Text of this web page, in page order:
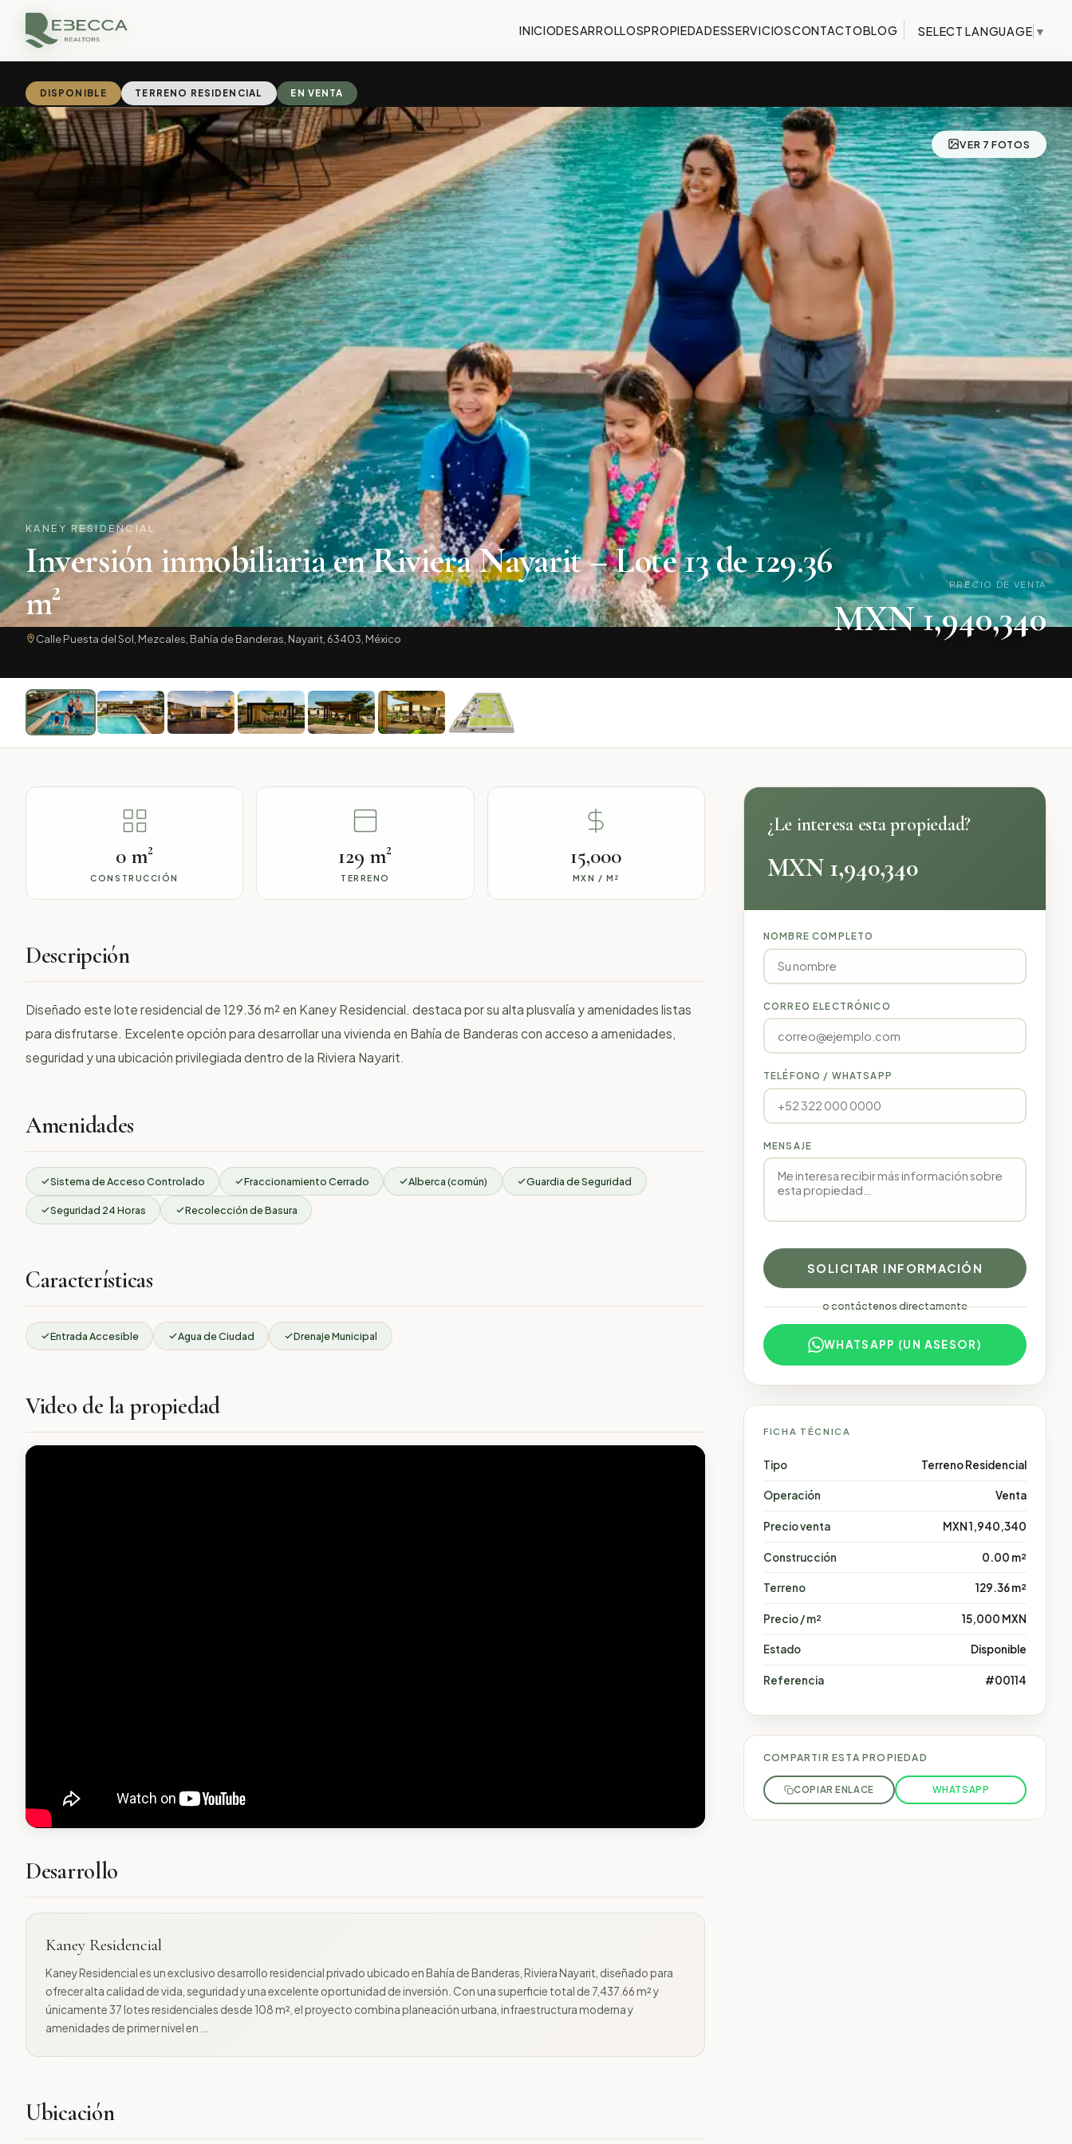
INICIODESARROLLOSPROPIEDADESSERVICIOSCONTACTOBLOG SELECT LANGUAGE ▼
DISPONIBLE TERRENO RESIDENCIAL EN VENTA
VER 7 FOTOS
KANEY RESIDENCIAL
Inversión inmobiliaria en Riviera Nayarit – Lote 13 de 129.36
m²
Calle Puesta del Sol, Mezcales, Bahía de Banderas, Nayarit, 63403, México
PRECIO DE VENTA
MXN 1,940,340
0 m²
CONSTRUCCIÓN
129 m²
TERRENO
15,000
MXN / M²
Descripción
Diseñado este lote residencial de 129.36 m² en Kaney Residencial. destaca por su alta plusvalía y amenidades listas
para disfrutarse. Excelente opción para desarrollar una vivienda en Bahía de Banderas con acceso a amenidades,
seguridad y una ubicación privilegiada dentro de la Riviera Nayarit.
Amenidades
Sistema de Acceso Controlado Fraccionamiento Cerrado Alberca (común) Guardia de Seguridad
Seguridad 24 Horas Recolección de Basura
Características
Entrada Accesible Agua de Ciudad Drenaje Municipal
Video de la propiedad
Desarrollo
Kaney Residencial
Kaney Residencial es un exclusivo desarrollo residencial privado ubicado en Bahía de Banderas, Riviera Nayarit, diseñado para
ofrecer alta calidad de vida, seguridad y una excelente oportunidad de inversión. Con una superficie total de 7,437.66 m² y
únicamente 37 lotes residenciales desde 108 m², el proyecto combina planeación urbana, infraestructura moderna y
amenidades de primer nivel en …
Ubicación
¿Le interesa esta propiedad?
MXN 1,940,340
NOMBRE COMPLETO
CORREO ELECTRÓNICO
TELÉFONO / WHATSAPP
MENSAJE
SOLICITAR INFORMACIÓN
o contáctenos directamente
WHATSAPP (UN ASESOR)
FICHA TÉCNICA
Tipo Terreno Residencial
Operación Venta
Precio venta MXN 1,940,340
Construcción 0.00 m²
Terreno 129.36 m²
Precio / m² 15,000 MXN
Estado Disponible
Referencia #00114
COMPARTIR ESTA PROPIEDAD
COPIAR ENLACE WHATSAPP